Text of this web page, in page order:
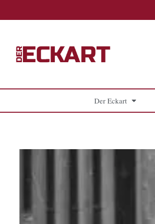
Der Eckart